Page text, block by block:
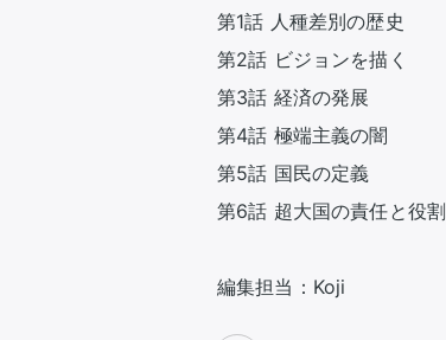
第1話 人種差別の歴史
第2話 ビジョンを描く
第3話 経済の発展
第4話 極端主義の闇
第5話 国民の定義
第6話 超大国の責任と役割
編集担当：Koji